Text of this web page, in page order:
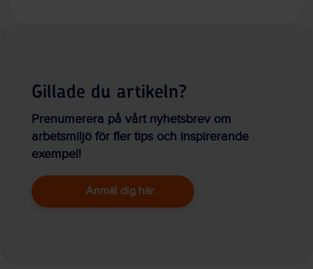
Gillade du artikeln?
Prenumerera på vårt nyhetsbrev om
arbetsmiljö för fler tips och inspirerande
exempel!
Anmäl dig här